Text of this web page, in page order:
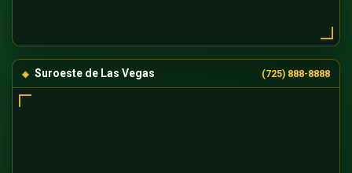
Suroeste de Las Vegas (725) 888-8888